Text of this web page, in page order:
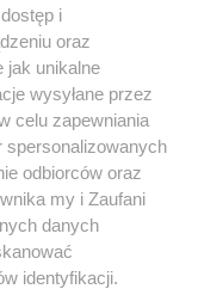
Youtube
i
oraz
jak unikalne
wysyłane przez
celu zapewniania
spersonalizowanych
odbiorców oraz
my i Zaufani
danych
identyfikacji.